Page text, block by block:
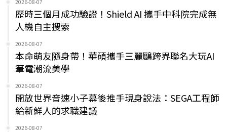
2026-08-07
歷時三個月成功驗證！Shield AI 攜手中科院完成無
人機自主搜索
2026-08-07
本命萌友隨身帶！華碩攜手三麗鷗跨界聯名大玩AI
筆電潮流美學
2026-08-07
開放世界音速小子幕後推手現身說法：SEGA工程師
給新鮮人的求職建議
2026-08-07